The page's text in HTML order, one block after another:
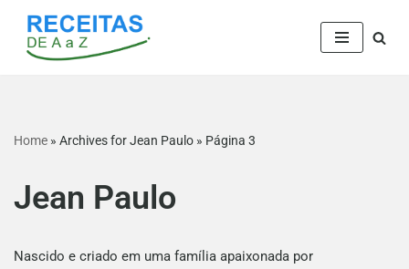
Pular
Home » Archives for Jean Paulo » Página 3
Jean Paulo
Nascido e criado em uma família apaixonada por